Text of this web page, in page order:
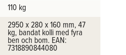
110 kg
2950 x 280 x 160 mm, 47
kg, bandat kolli med fyra
ben och bom. EAN:
7318890844080